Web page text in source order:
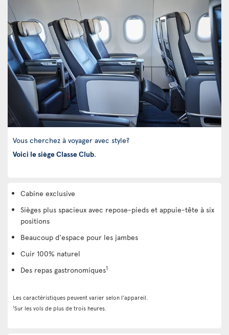
Vous cherchez à voyager avec style?
Voici le siège Classe Club.
Cabine exclusive
Sièges plus spacieux avec repose-pieds et appuie-tête à six
positions
Beaucoup d'espace pour les jambes
Cuir 100% naturel
Des repas gastronomiques1
Les caractéristiques peuvent varier selon l’appareil.
1Sur les vols de plus de trois heures.